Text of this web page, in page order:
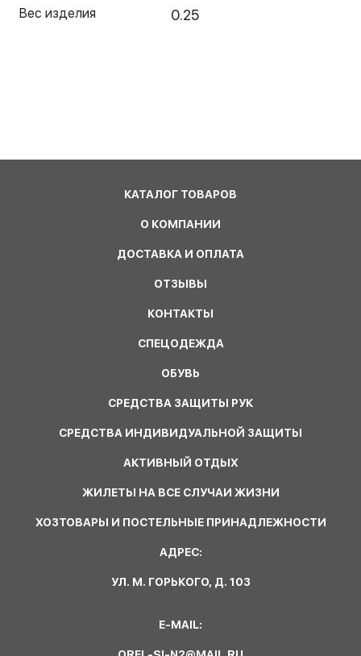
Вес изделия 0.25
КАТАЛОГ ТОВАРОВ
О КОМПАНИИ
ДОСТАВКА И ОПЛАТА
ОТЗЫВЫ
КОНТАКТЫ
СПЕЦОДЕЖДА
ОБУВЬ
СРЕДСТВА ЗАЩИТЫ РУК
СРЕДСТВА ИНДИВИДУАЛЬНОЙ ЗАЩИТЫ
АКТИВНЫЙ ОТДЫХ
ЖИЛЕТЫ НА ВСЕ СЛУЧАИ ЖИЗНИ
ХОЗТОВАРЫ И ПОСТЕЛЬНЫЕ ПРИНАДЛЕЖНОСТИ
АДРЕС:
УЛ. М. ГОРЬКОГО, Д. 103
E-MAIL: